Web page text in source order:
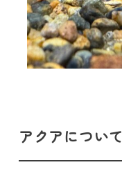
アクアについて